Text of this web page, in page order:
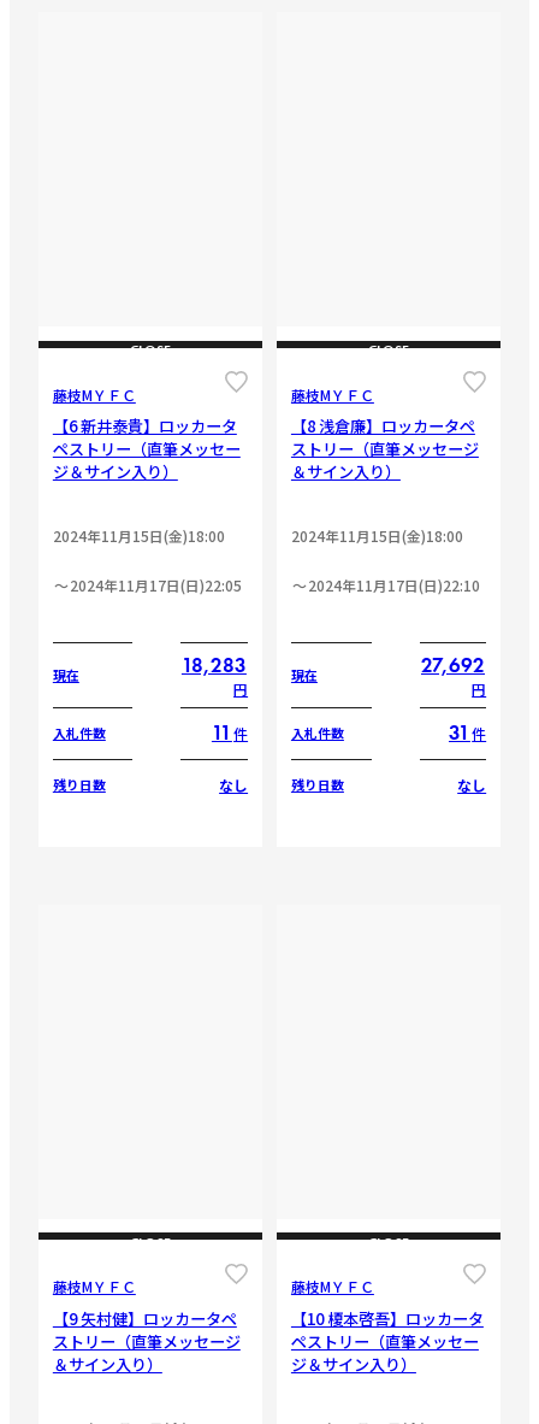
CLOSE
藤枝МＹＦＣ
【6 新井泰貴】ロッカータ
ペストリー（直筆メッセー
ジ＆サイン入り）
2024年11月15日(金)18:00
2024年11月17日(日)22:05
現在 18,283
円
入札件数 11 件
残り日数 なし
CLOSE
藤枝МＹＦＣ
【8 浅倉廉】ロッカータペ
ストリー（直筆メッセージ
＆サイン入り）
2024年11月15日(金)18:00
2024年11月17日(日)22:10
現在 27,692
円
入札件数 31 件
残り日数 なし
CLOSE
藤枝МＹＦＣ
【9 矢村健】ロッカータペ
ストリー（直筆メッセージ
＆サイン入り）
CLOSE
藤枝МＹＦＣ
【10 榎本啓吾】ロッカータ
ペストリー（直筆メッセー
ジ＆サイン入り）